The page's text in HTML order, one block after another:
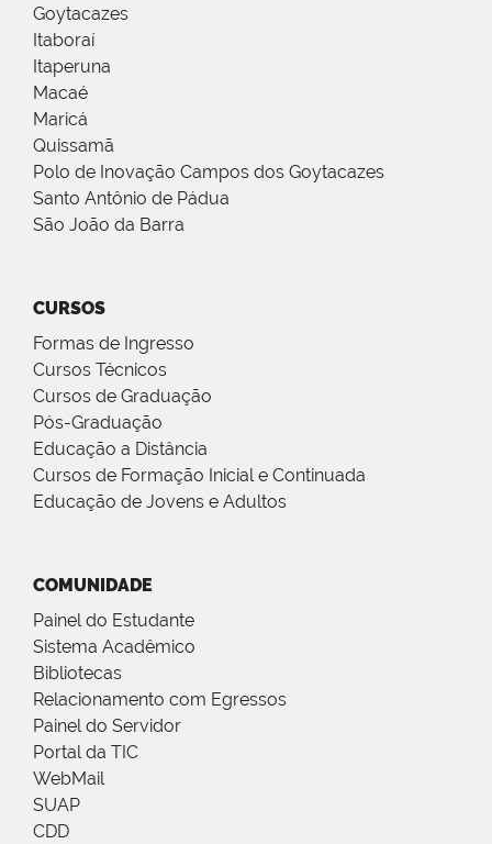
Goytacazes
Itaboraí
Itaperuna
Macaé
Maricá
Quissamã
Polo de Inovação Campos dos Goytacazes
Santo Antônio de Pádua
São João da Barra
CURSOS
Formas de Ingresso
Cursos Técnicos
Cursos de Graduação
Pós-Graduação
Educação a Distância
Cursos de Formação Inicial e Continuada
Educação de Jovens e Adultos
COMUNIDADE
Painel do Estudante
Sistema Acadêmico
Bibliotecas
Relacionamento com Egressos
Painel do Servidor
Portal da TIC
WebMail
SUAP
CDD